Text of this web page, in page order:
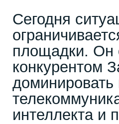
Сегодня
площадки. Он
конкурентом
доминировать
интеллекта и